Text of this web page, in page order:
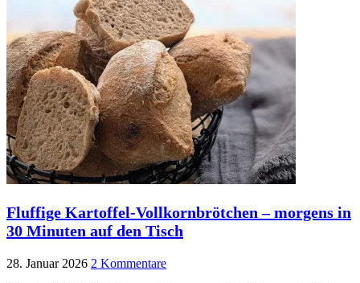
Fluffige Kartoffel-Vollkornbrötchen – morgens in
30 Minuten auf den Tisch
28. Januar 2026 2 Kommentare